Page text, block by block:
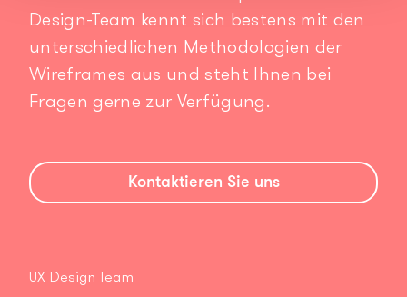
Design-Team kennt sich bestens mit den
unterschiedlichen Methodologien der
Wireframes aus und steht Ihnen bei
Fragen gerne zur Verfügung.
Kontaktieren Sie uns
UX Design Team